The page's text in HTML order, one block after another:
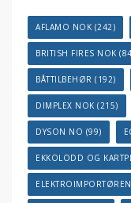
AFLAMO NOK (242)
BRITISH FIRES NOK
BÅTTILBEHØR (192)
DIMPLEX NOK (215)
DYSON NO (99)
EKKOLODD OG
ELEKTROIMPORTØREN